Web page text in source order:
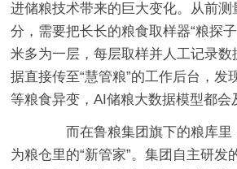
进储粮技术带来的巨大变化。从前测
分，需要把长长的粮食取样器“粮探
米多为一层，每层取样并人工记录数
据直接传至“慧管粮”的工作后台，发
等粮食异变，AI储粮大数据模型都会
而在鲁粮集团旗下的粮库里
为粮仓里的“新管家”。集团自主研发